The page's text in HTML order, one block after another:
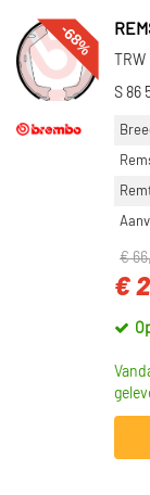
-68%
TRW
S 86
€
€